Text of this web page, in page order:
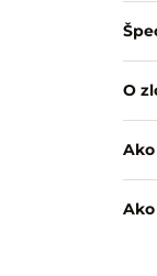
O